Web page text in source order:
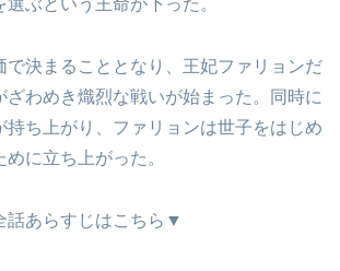
ぶという王命が下った。
で決まることとなり、王妃ファリョンだ
ざわめき熾烈な戦いが始まった。同時に
持ち上がり、ファリョンは世子をはじめ
に立ち上がった。
話あらすじはこちら▼